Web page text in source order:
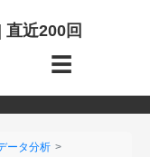
直近200回
☰
ータ分析